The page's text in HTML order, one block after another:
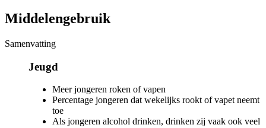
Middelengebruik
Samenvatting
Jeugd
Meer jongeren roken of vapen
Percentage jongeren dat wekelijks rookt of vapet neemt
toe
Als jongeren alcohol drinken, drinken zij vaak ook veel